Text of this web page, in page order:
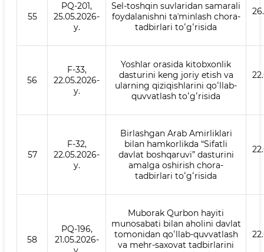
55
PQ-201,
25.05.2026-
y.
Sel-toshqin suvlaridan samarali
foydalanishni taʼminlash chora-
tadbirlari toʻgʻrisida
56
F-33,
22.05.2026-
y.
Yoshlar orasida kitobxonlik
dasturini keng joriy etish va
ularning qiziqishlarini qoʻllab-
quvvatlash toʻgʻrisida
57
F-32,
22.05.2026-
y.
Birlashgan Arab Amirliklari
bilan hamkorlikda “Sifatli
davlat boshqaruvi” dasturini
amalga oshirish chora-
tadbirlari toʻgʻrisida
58
PQ-196,
21.05.2026-
Muborak Qurbon hayiti
munosabati bilan aholini davlat
tomonidan qoʻllab-quvvatlash
va mehr-saxovat tadbirlarini